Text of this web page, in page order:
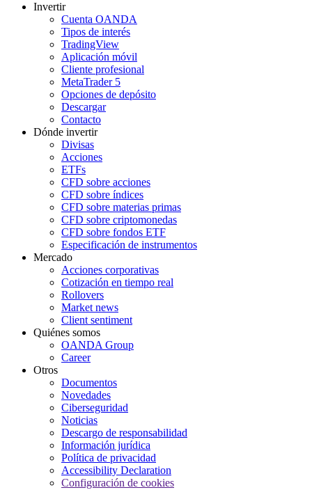
Invertir
Cuenta OANDA
Tipos de interés
TradingView
Aplicación móvil
Cliente profesional
MetaTrader 5
Opciones de depósito
Descargar
Contacto
Dónde invertir
Divisas
Acciones
ETFs
CFD sobre acciones
CFD sobre índices
CFD sobre materias primas
CFD sobre criptomonedas
CFD sobre fondos ETF
Especificación de instrumentos
Mercado
Acciones corporativas
Cotización en tiempo real
Rollovers
Market news
Client sentiment
Quiénes somos
OANDA Group
Career
Otros
Documentos
Novedades
Ciberseguridad
Noticias
Descargo de responsabilidad
Información jurídica
Política de privacidad
Accessibility Declaration
Configuración de cookies